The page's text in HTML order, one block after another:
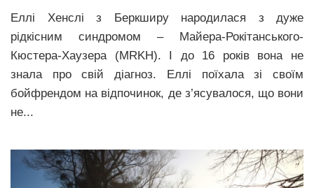
Світ
Цікаво
Наука
Технології
Привітання
Здоров’я
Еллі Хенслі з Беркширу народилася з дуже
рідкісним синдромом – Майера-Рокітанського-
Кюстера-Хаузера (MRKH). І до 16 років вона не
знала про свій діагноз. Еллі поїхала зі своїм
бойфрендом на відпочинок, де з’ясувалося, що вони
не...